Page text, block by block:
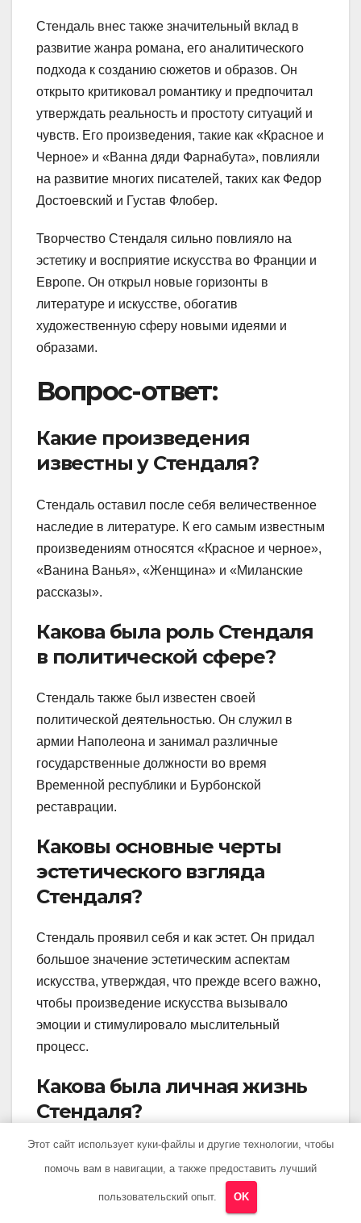
Стендаль внес также значительный вклад в
развитие жанра романа, его аналитического
подхода к созданию сюжетов и образов. Он
открыто критиковал романтику и предпочитал
утверждать реальность и простоту ситуаций и
чувств. Его произведения, такие как «Красное и
Черное» и «Ванна дяди Фарнабута», повлияли
на развитие многих писателей, таких как Федор
Достоевский и Густав Флобер.
Творчество Стендаля сильно повлияло на
эстетику и восприятие искусства во Франции и
Европе. Он открыл новые горизонты в
литературе и искусстве, обогатив
художественную сферу новыми идеями и
образами.
Вопрос-ответ:
Какие произведения
известны у Стендаля?
Стендаль оставил после себя величественное
наследие в литературе. К его самым известным
произведениям относятся «Красное и черное»,
«Ванина Ванья», «Женщина» и «Миланские
рассказы».
Какова была роль Стендаля
в политической сфере?
Стендаль также был известен своей
политической деятельностью. Он служил в
армии Наполеона и занимал различные
государственные должности во время
Временной республики и Бурбонской
реставрации.
Каковы основные черты
эстетического взгляда
Стендаля?
Стендаль проявил себя и как эстет. Он придал
большое значение эстетическим аспектам
искусства, утверждая, что прежде всего важно,
чтобы произведение искусства вызывало
эмоции и стимулировало мыслительный
процесс.
Какова была личная жизнь
Стендаля?
Личная жизнь Стендаля была достаточно
неспокойной. Он имел несколько романов и
непостоянных отношений. Было известно, что
он был влюблен в прекрасную итальянку
Этот сайт использует куки-файлы и другие технологии, чтобы
помочь вам в навигации, а также предоставить лучший
пользовательский опыт. OK